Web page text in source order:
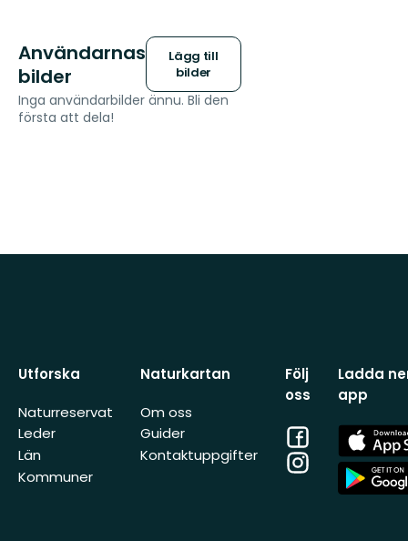
Användarnas
bilder
Lägg till
bilder
Inga användarbilder ännu. Bli den
första att dela!
Utforska
Naturreservat
Leder
Län
Kommuner
Naturkartan
Om oss
Guider
Kontaktuppgifter
Följ
oss
Facebook
Instagram
Ladda
app
App
Store
App
Store